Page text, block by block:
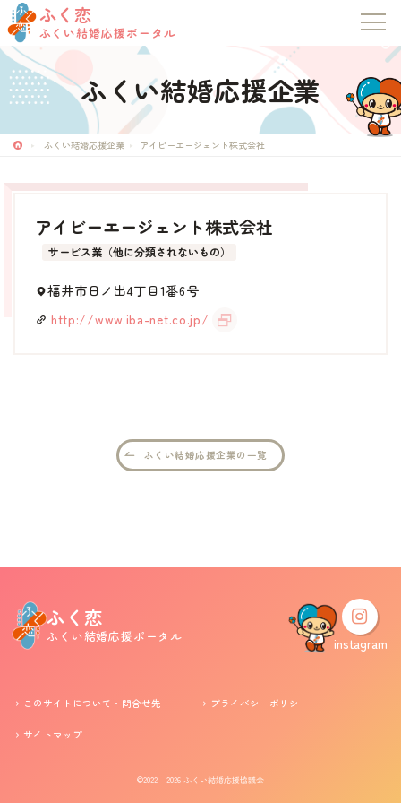
ふく恋
ふくい結婚応援ポータル
ふく恋
ふくい結婚応援ポータル
トップページ
お知らせ
マッチングシステム
ふくい婚活サポートセンターについて
このサイトについて・問合せ先
プライバシーポリシー
ふくい結婚応援企業
ふくい結婚応援企業 アイビーエージェント株式会社
アイビーエージェント株式会社
サービス業（他に分類されないもの）
福井市日ノ出4丁目1番6号
http://www.iba-net.co.jp/
ふくい結婚応援企業の一覧
ふく恋
ふくい結婚応援ポータル instagram
このサイトについて・問合せ先 プライバシーポリシー
サイトマップ
©2022 - 2026 ふくい結婚応援協議会